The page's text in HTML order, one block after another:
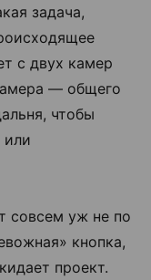
задача,
с двух камер
— общего
чтобы
или
совсем уж не по
кнопка,
проект.